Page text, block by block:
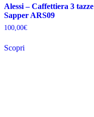
Alessi – Caffettiera 3 tazze
Sapper ARS09
100,00€
Scopri